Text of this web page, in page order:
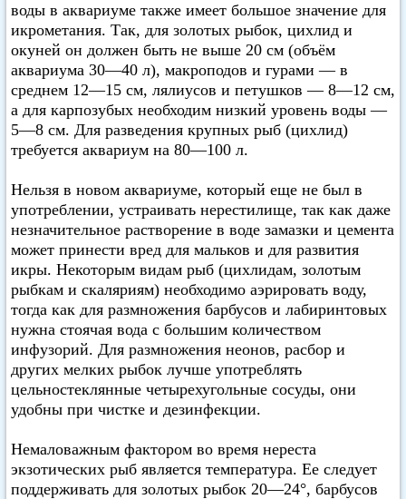
воды в аквариуме также имеет большое значение для
икрометания. Так, для золотых рыбок, цихлид и
окуней он должен быть не выше 20 см (объём
аквариума 30—40 л), макроподов и гурами — в
среднем 12—15 см, лялиусов и петушков — 8—12 см,
а для карпозубых необходим низкий уровень воды —
5—8 см. Для разведения крупных рыб (цихлид)
требуется аквариум на 80—100 л.
Нельзя в новом аквариуме, который еще не был в
употреблении, устраивать нерестилище, так как даже
незначительное растворение в воде замазки и цемента
может принести вред для мальков и для развития
икры. Некоторым видам рыб (цихлидам, золотым
рыбкам и скаляриям) необходимо аэрировать воду,
тогда как для размножения барбусов и лабиринтовых
нужна стоячая вода с большим количеством
инфузорий. Для размножения неонов, расбор и
других мелких рыбок лучше употреблять
цельностеклянные четырехугольные сосуды, они
удобны при чистке и дезинфекции.
Немаловажным фактором во время нереста
экзотических рыб является температура. Ее следует
поддерживать для золотых рыбок 20—24°, барбусов